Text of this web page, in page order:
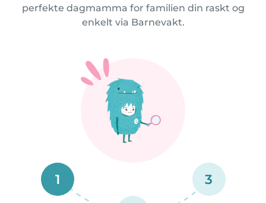
perfekte dagmamma for familien din raskt og
enkelt via Barnevakt.
1 3